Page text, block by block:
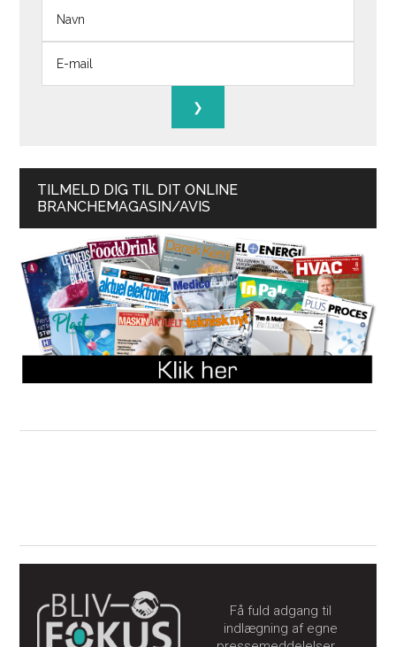
TILMELD DIG TIL DIT ONLINE
BRANCHEMAGASIN/AVIS
Få fuld adgang til
indlægning af egne